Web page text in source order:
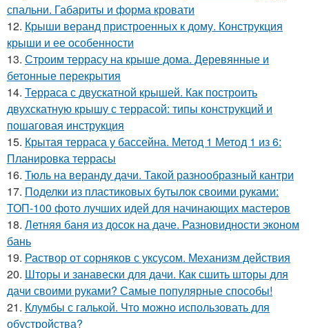
спальни. Габариты и форма кровати
12. Крыши веранд пристроенных к дому. Конструкция
крыши и ее особенности
13. Строим террасу на крыше дома. Деревянные и
бетонные перекрытия
14. Терраса с двускатной крышей. Как построить
двухскатную крышу с террасой: типы конструкций и
пошаговая инструкция
15. Крытая терраса у бассейна. Метод 1 Метод 1 из 6:
Планировка террасы
16. Тюль на веранду дачи. Такой разнообразный кантри
17. Поделки из пластиковых бутылок своими руками:
ТОП-100 фото лучших идей для начинающих мастеров
18. Летняя баня из досок на даче. Разновидности эконом
бань
19. Раствор от сорняков с уксусом. Механизм действия
20. Шторы и занавески для дачи. Как сшить шторы для
дачи своими руками? Самые популярные способы!
21. Клумбы с галькой. Что можно использовать для
обустройства?